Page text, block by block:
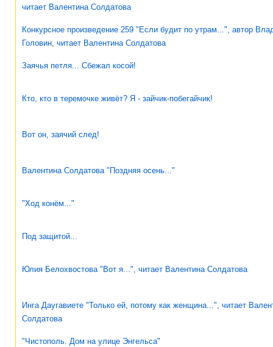
читает Валентина Солдатова
Конкурсное произведение 259 "Если будит по утрам...", автор
Головин, читает Валентина Солдатова
Заячья петля... Сбежал косой!
Кто, кто в теремочке живёт? Я - зайчик-побегайчик!
Вот он, заячий след!
Валентина Солдатова "Поздняя осень..."
"Ход конём..."
Под защитой...
Юлия Белохвостова "Вот я...", читает Валентина Солдатова
Инга Даугавиете "Только ей, потому как женщина...", читает
Солдатова
"Чистополь. Дом на улице Энгельса"